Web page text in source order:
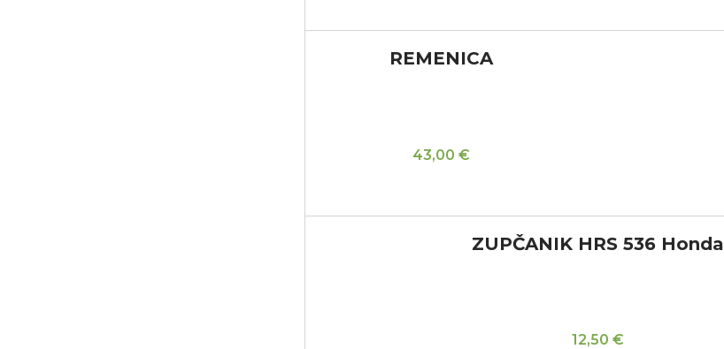
REMENICA
43,00 €
ZUPČANIK HRS 536 Honda
12,50 €